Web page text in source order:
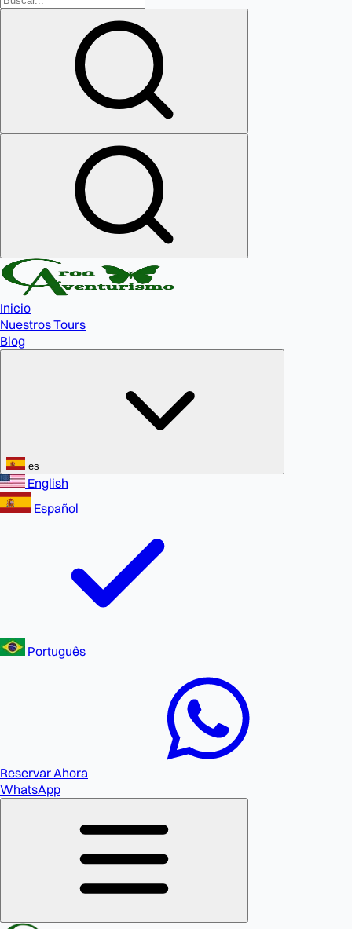
Inicio
Nuestros Tours
Blog
es
English
Español
Português
Reservar Ahora
WhatsApp